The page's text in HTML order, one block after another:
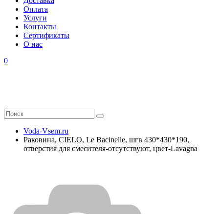
Оплата
Услуги
Контакты
Cертификаты
О нас
0
Voda-Vsem.ru
Раковина, CIELO, Le Bacinelle, шгв 430*430*190,
отверстия для смесителя-отсутствуют, цвет-Lavagna